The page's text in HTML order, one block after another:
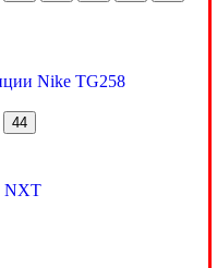
Nike TG258
44
NXT